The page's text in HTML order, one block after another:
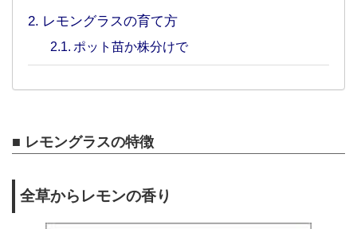
レモングラスの育て方
ポット苗か株分けで
■ レモングラスの特徴
全草からレモンの香り